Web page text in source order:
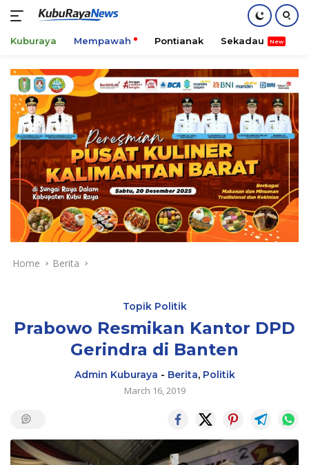
content
Kuburaya Mempawah Pontianak Sekadau
Home Berita
Topik Politik
Prabowo Resmikan Kantor DPD
Gerindra di Banten
Admin Kuburaya - Berita, Politik
March 16, 2019